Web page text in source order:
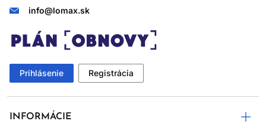
info@lomax.sk
Prihlásenie Registrácia
INFORMÁCIE